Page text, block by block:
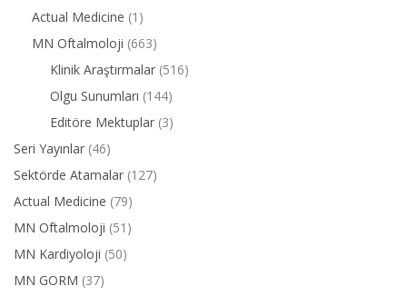
Actual Medicine (1)
MN Oftalmoloji (663)
Klinik Araştırmalar (516)
Olgu Sunumları (144)
Editöre Mektuplar (3)
Seri Yayınlar (46)
Sektörde Atamalar (127)
Actual Medicine (79)
MN Oftalmoloji (51)
MN Kardiyoloji (50)
MN GORM (37)